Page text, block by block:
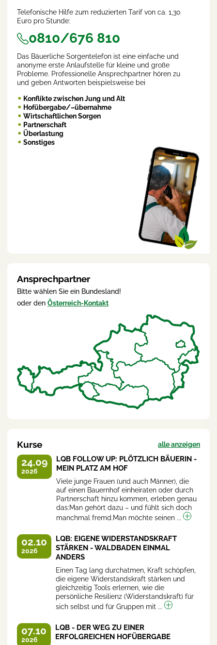
Telefonische Hilfe zum reduzierten Tarif von ca. 1,30
Euro pro Stunde:
0810/676 810
Das Bäuerliche Sorgentelefon ist eine einfache und
anonyme erste Anlaufstelle für kleine und große
Probleme. Professionelle Ansprechpartner hören zu
und geben Antworten beispielsweise bei
Konflikte zwischen Jung und Alt
Hofübergabe/–übernahme
Wirtschaftlichen Sorgen
Partnerschaft
Überlastung
Sonstiges
Ansprechpartner
Bitte wählen Sie ein Bundesland!
oder den Österreich-Kontakt
Kurse alle anzeigen
24.09
2026
LQB FOLLOW UP: PLÖTZLICH BÄUERIN -
MEIN PLATZ AM HOF
Viele junge Frauen (und auch Männer), die
auf einen Bauernhof einheiraten oder durch
Partnerschaft hinzu kommen, erleben genau
das:Man gehört dazu – und fühlt sich doch
manchmal fremd.Man möchte seinen ...
02.10
2026
LQB: EIGENE WIDERSTANDSKRAFT
STÄRKEN - WALDBADEN EINMAL
ANDERS
Einen Tag lang durchatmen, Kraft schöpfen,
die eigene Widerstandskraft stärken und
gleichzeitig Tools erlernen, wie die
persönliche Resilienz (Widerstandskraft) für
sich selbst und für Gruppen mit ...
07.10
2026
LQB - DER WEG ZU EINER
ERFOLGREICHEN HOFÜBERGABE